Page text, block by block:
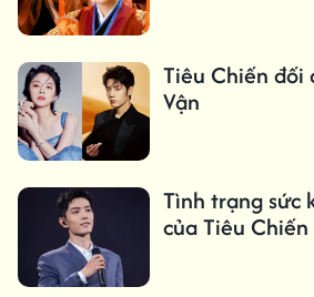
Tiêu Chiến đối
Vận
Tình trạng sức
của Tiêu Chiến